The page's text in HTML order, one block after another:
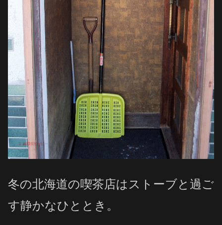
冬の北海道の喫茶店はストーブと過ご
す静かなひととき。